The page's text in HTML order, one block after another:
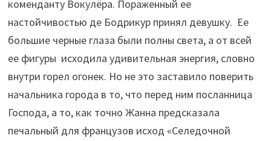
коменданту Вокулёра. Пораженный ее
настойчивостью де Бодрикур принял девушку. Ее
большие черные глаза были полны света, а от всей
ее фигуры исходила удивительная энергия, словно
внутри горел огонек. Но не это заставило поверить
начальника города в то, что перед ним посланница
Господа, а то, как точно Жанна предсказала
печальный для французов исход «Селедочной